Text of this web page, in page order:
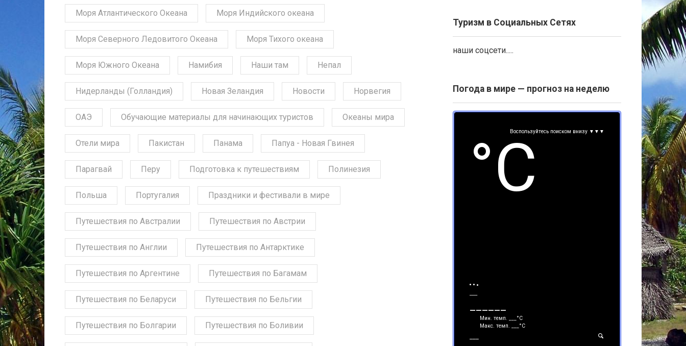
Моря Атлантического Океана Моря Индийского океана
Моря Северного Ледовитого Океана Моря Тихого океана
Моря Южного Океана Намибия Наши там Непал
Нидерланды (Голландия) Новая Зеландия Новости Норвегия
ОАЭ Обучающие материалы для начинающих туристов Океаны мира
Отели мира Пакистан Панама Папуа - Новая Гвинея
Парагвай Перу Подготовка к путешествиям Полинезия
Польша Португалия Праздники и фестивали в мире
Путешествия по Австралии Путешествия по Австрии
Путешествия по Англии Путешествия по Антарктике
Путешествия по Аргентине Путешествия по Багамам
Путешествия по Беларуси Путешествия по Бельгии
Путешествия по Болгарии Путешествия по Боливии
Туризм в Социальных Сетях
наши соцсети.....
Погода в мире — прогноз на неделю
Воспользуйтесь поиском внизу ▼▼▼
°С
Мин. темп.
°С
Макс. темп.
°С